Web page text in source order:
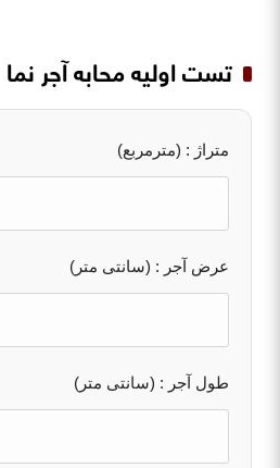
تست اولیه محابه آجر نما
متراژ : (مترمربع)
عرض آجر : (سانتی متر)
طول آجر : (سانتی متر)